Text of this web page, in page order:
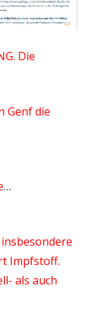
Die
Genf die
…
Impfstoff.
als auch